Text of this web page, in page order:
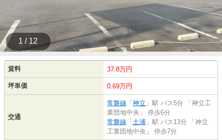
1 / 12
賃料 37.8万円
坪単価 0.69万円
交通
常磐線 「 神立 」駅 バス5分 「神立工
業団地中央」 停歩6分
常磐線 「 土浦 」駅 バス13分 「神立
工業団地中央」 停歩7分